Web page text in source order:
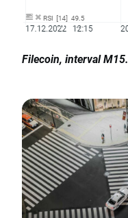
Filecoin, interval